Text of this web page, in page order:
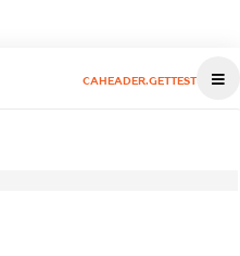
CAHEADER.GETTEST